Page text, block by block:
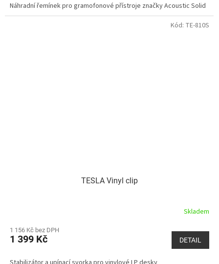
Náhradní řemínek pro gramofonové přístroje značky Acoustic Solid
TESLA Vinyl clip
Skladem
1 156 Kč bez DPH
1 399 Kč DETAIL
Kód: TE-810S